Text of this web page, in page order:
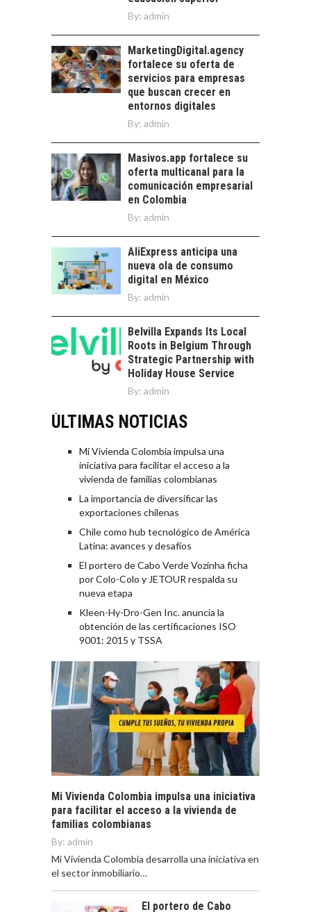
ALLÁ DEL CRÉDITO
BANCARIO
pymes en Chile:
alternativas que
trascienden el
crédito…
By: admin
MarketingDigital.agency
fortalece su oferta de
servicios para empresas
que buscan crecer en
entornos digitales
By: admin
Masivos.app fortalece su
oferta multicanal para la
comunicación empresarial
en Colombia
By: admin
AliExpress anticipa una
nueva ola de consumo
digital en México
By: admin
Belvilla Expands Its Local
Roots in Belgium Through
Strategic Partnership with
Holiday House Service
By: admin
ÚLTIMAS NOTICIAS
Mi Vivienda Colombia impulsa una
iniciativa para facilitar el acceso a la
vivienda de familias colombianas
La importancia de diversificar las
exportaciones chilenas
Chile como hub tecnológico de América
Latina: avances y desafíos
El portero de Cabo Verde Vozinha ficha
por Colo-Colo y JETOUR respalda su
nueva etapa
Kleen-Hy-Dro-Gen Inc. anuncia la
obtención de las certificaciones ISO
9001: 2015 y TSSA
Mi Vivienda Colombia impulsa una iniciativa
para facilitar el acceso a la vivienda de
familias colombianas
By: admin
Mi Vivienda Colombia desarrolla una iniciativa en
el sector inmobiliario…
El portero de Cabo